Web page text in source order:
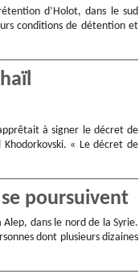
d’Holot, dans le sud
conditions de détention et
à signer le décret de
« Le décret de
poursuivent
dans le nord de la Syrie.
dont plusieurs dizaines